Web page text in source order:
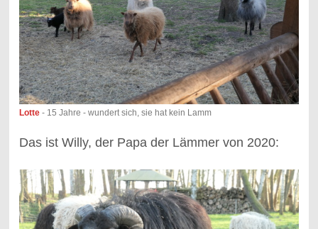
Lotte- 15 Jahre - wundert sich, sie hat kein Lamm
Das ist Willy, der Papa der Lämmer von 2020: